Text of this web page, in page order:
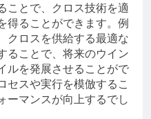
ことで、クロス技術を適
得ることができます。例
クロスを供給する最適な
ることで、将来のウイン
ルを発展させることがで
セスや実行を模倣するこ
ーマンスが向上するでし